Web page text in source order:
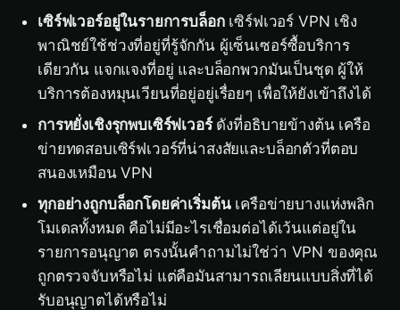
เซิร์ฟเวอร์อยู่ในรายการบล็อกเซิร์ฟเวอร์ VPN เชิง
พาณิชย์ใช้ช่วงที่อยู่ที่รู้จักกัน ผู้เซ็นเซอร์ซื้อบริการ
เดียวกัน แจกแจงที่อยู่ และบล็อกพวกมันเป็นชุด ผู้ให้
บริการต้องหมุนเวียนที่อยู่อยู่เรื่อยๆ เพื่อให้ยังเข้าถึงได้
การหยั่งเชิงรุกพบเซิร์ฟเวอร์ดังที่อธิบายข้างต้น เครือ
ข่ายทดสอบเซิร์ฟเวอร์ที่น่าสงสัยและบล็อกตัวที่ตอบ
สนองเหมือน VPN
ทุกอย่างถูกบล็อกโดยค่าเริ่มต้นเครือข่ายบางแห่งพลิก
โมเดลทั้งหมด คือไม่มีอะไรเชื่อมต่อได้เว้นแต่อยู่ใน
รายการอนุญาต ตรงนั้นคำถามไม่ใช่ว่า VPN ของคุณ
ถูกตรวจจับหรือไม่ แต่คือมันสามารถเลียนแบบสิ่งที่ได้
รับอนุญาตได้หรือไม่